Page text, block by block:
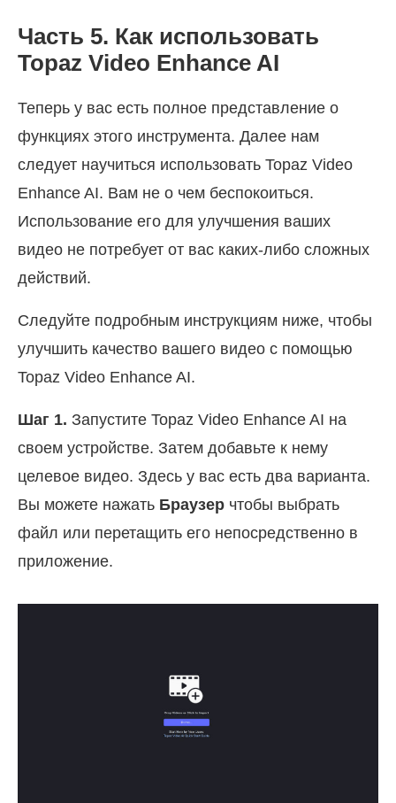
Часть 5. Как использовать
Topaz Video Enhance AI
Теперь у вас есть полное представление о
функциях этого инструмента. Далее нам
следует научиться использовать Topaz Video
Enhance AI. Вам не о чем беспокоиться.
Использование его для улучшения ваших
видео не потребует от вас каких-либо сложных
действий.
Следуйте подробным инструкциям ниже, чтобы
улучшить качество вашего видео с помощью
Topaz Video Enhance AI.
Шаг 1. Запустите Topaz Video Enhance AI на
своем устройстве. Затем добавьте к нему
целевое видео. Здесь у вас есть два варианта.
Вы можете нажать Браузер чтобы выбрать
файл или перетащить его непосредственно в
приложение.